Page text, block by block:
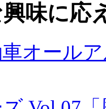
味に応
オール